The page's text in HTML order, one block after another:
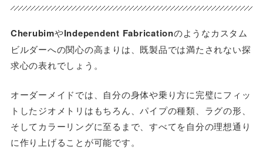
CherubimやIndependent Fabricationのようなカスタム
ビルダーへの関心の高まりは、既製品では満たされない探
求心の表れでしょう。
オーダーメイドでは、自分の身体や乗り方に完璧にフィッ
トしたジオメトリはもちろん、パイプの種類、ラグの形、
そしてカラーリングに至るまで、すべてを自分の理想通り
に作り上げることが可能です。